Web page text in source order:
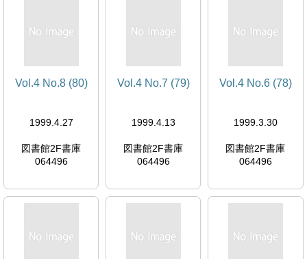
Vol.4 No.8 (80)
1999.4.27
図書館2F書庫
064496
Vol.4 No.7 (79)
1999.4.13
図書館2F書庫
064496
Vol.4 No.6 (78)
1999.3.30
図書館2F書庫
064496